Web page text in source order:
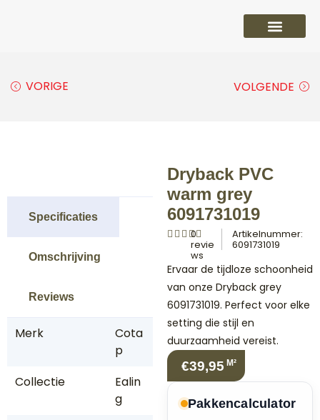
VORIGE VOLGENDE
Specificaties
Omschrijving
Reviews
Merk
Cota
p
Collectie
Ealin
g
Dryback PVC
warm grey
6091731019
0
revie
ws
Artikelnummer:
6091731019
Ervaar de tijdloze schoonheid
van onze Dryback grey
6091731019. Perfect voor elke
setting die stijl en
duurzaamheid vereist.
€39,95 M²
Pakkencalculator